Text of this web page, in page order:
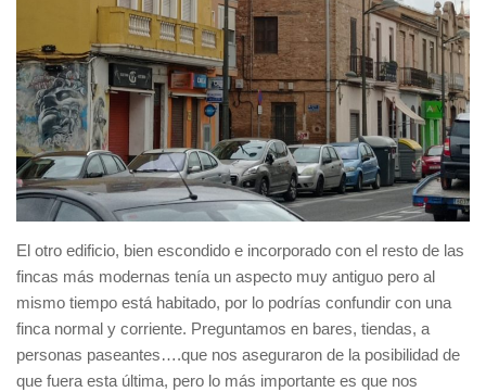
El otro edificio, bien escondido e incorporado con el resto de las
fincas más modernas tenía un aspecto muy antiguo pero al
mismo tiempo está habitado, por lo podrías confundir con una
finca normal y corriente. Preguntamos en bares, tiendas, a
personas paseantes….que nos aseguraron de la posibilidad de
que fuera esta última, pero lo más importante es que nos